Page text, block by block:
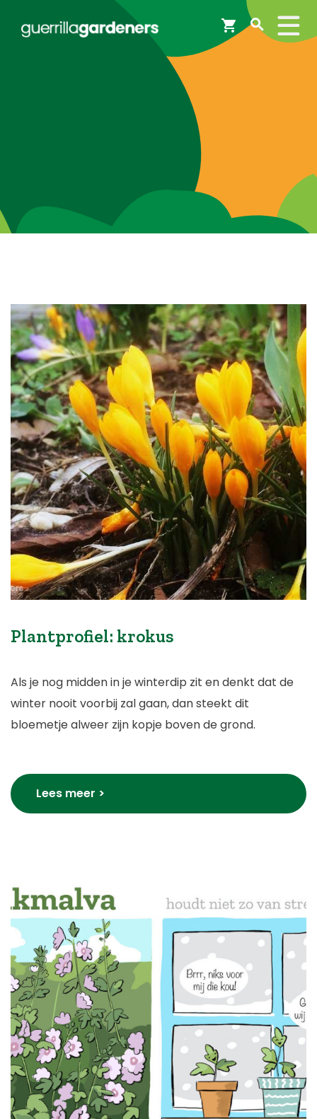
Webshop
Workshops
Tips & Inspiratie
Op de kaart
Brigades
Blog
Over ons
Contact
Plantprofiel: krokus
Als je nog midden in je winterdip zit en denkt dat de
winter nooit voorbij zal gaan, dan steekt dit
bloemetje alweer zijn kopje boven de grond.
Lees meer >